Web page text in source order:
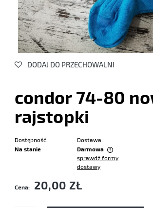
DODAJ DO PRZECHOWALNI
condor 74-80
rajstopki
Dostępność:
Na stanie
Dostawa:
Darmowa
Cena nie zawiera ewentualnych kosztów
sprawdź formy
dostawy
Cena: 20,00 ZŁ